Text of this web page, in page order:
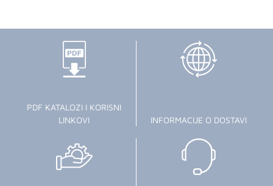
PDF KATALOZI I KORISNI
LINKOVI
INFORMACIJE O DOSTAVI